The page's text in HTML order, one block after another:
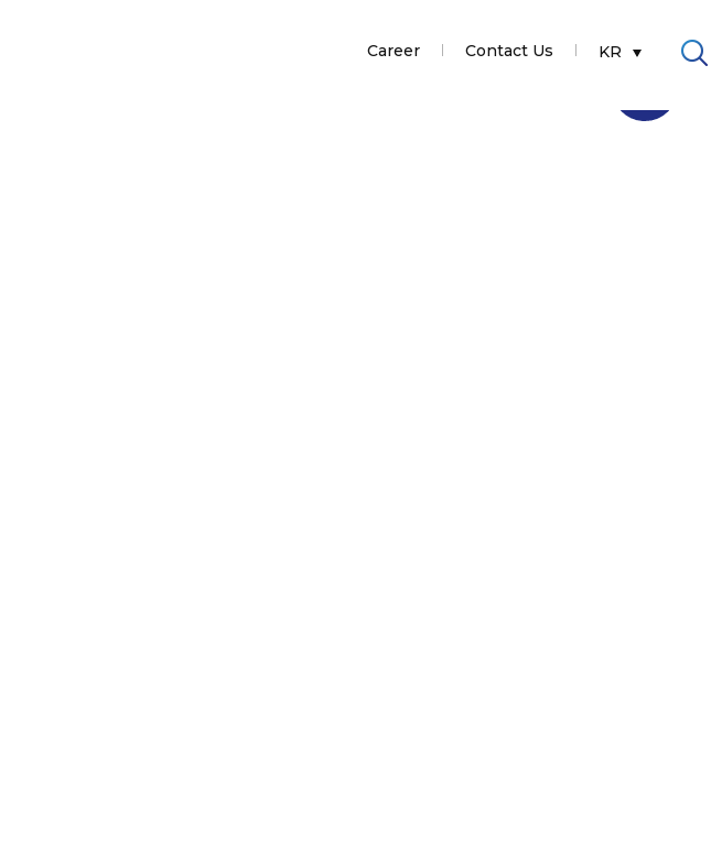
Career Contact Us KR